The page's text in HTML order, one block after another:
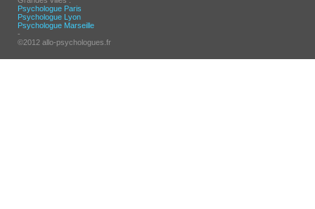
Psychologue Paris
Psychologue Lyon
Psychologue Marseille
-
©2012 allo-psychologues.fr